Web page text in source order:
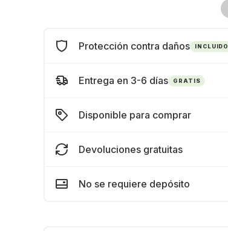
Protección contra daños INCLUIDO
Entrega en 3-6 días GRATIS
Disponible para comprar
Devoluciones gratuitas
No se requiere depósito